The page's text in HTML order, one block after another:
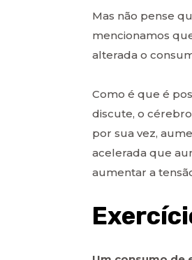
Mas não pense
mencionamos
alterada o
Como é que é
discute, o
por sua vez,
acelerada que
aumentar a